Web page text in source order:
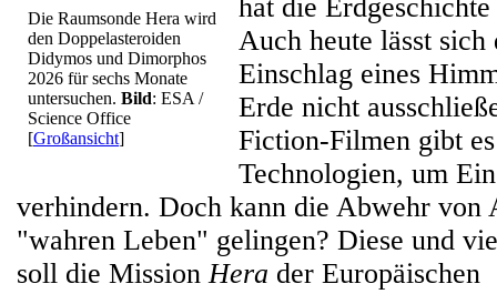
Die Raumsonde Hera wird
den Doppelasteroiden
Didymos und Dimorphos
2026 für sechs Monate
untersuchen. Bild: ESA /
Science Office
[Großansicht]
hat die
Auch heute lässt sich
Einschlag eines
Erde nicht
Fiction-Filmen gibt
Technologien, um
verhindern. Doch kann die Abwehr von
"wahren Leben" gelingen? Diese und
soll die MissionHera der Europäischen